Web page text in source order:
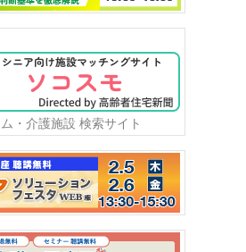
・介護施設 検索サイト